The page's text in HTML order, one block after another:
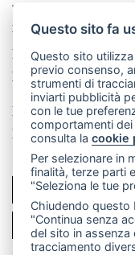
Telefono:
mail:
La redazione
Made by VIP
Privacy policy
Rivedi le tue scelte
Questo sito fa
Questo sito
previo consenso,
strumenti di
inviarti pubblicità
con le tue
comportamenti
consulta lacookie
Per selezionare in
finalità, terze parti
"Seleziona le tue
Chiudendo
"Continua senza
del sito in
tracciamento